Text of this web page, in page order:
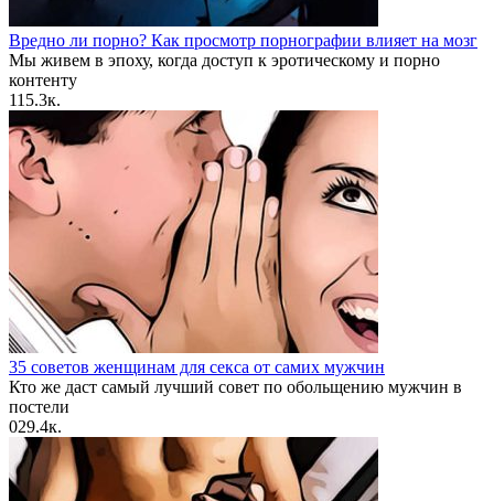
Вредно ли порно? Как просмотр порнографии влияет на мозг
Мы живем в эпоху, когда доступ к эротическому и порно
контенту
115.3к.
35 советов женщинам для секса от самих мужчин
Кто же даст самый лучший совет по обольщению мужчин в
постели
029.4к.